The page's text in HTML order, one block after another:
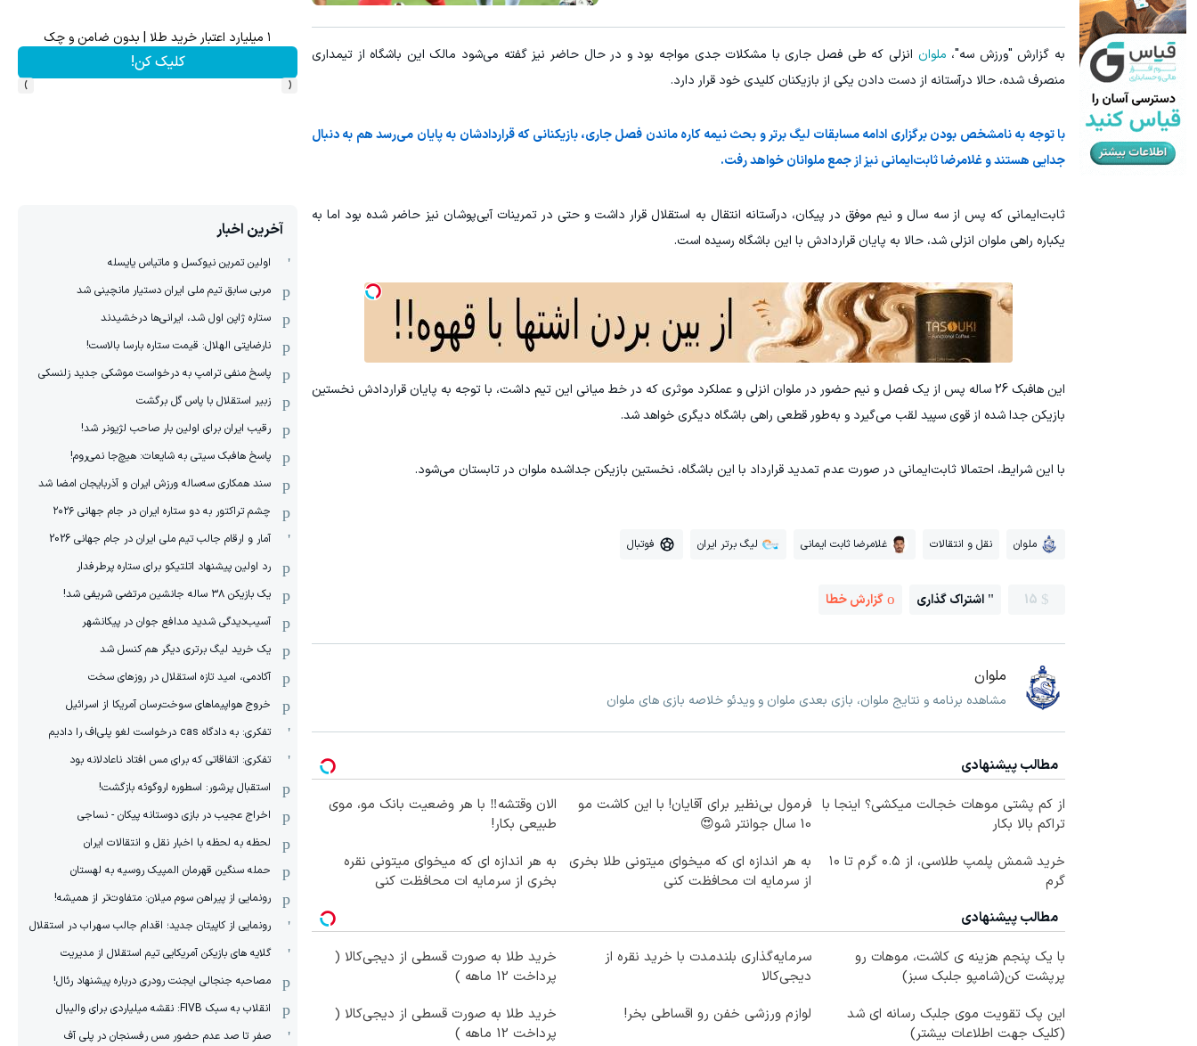
به گزارش "ورزش سه"، ملوان انزلی که طی فصل جاری با مشکلات جدی مواجه بود و در حال حاضر نیز گفته می‌شود مالک این باشگاه از تیمداری
منصرف شده، حالا درآستانه از دست دادن یکی از بازیکنان کلیدی خود قرار دارد.
با توجه به نامشخص بودن برگزاری ادامه مسابقات لیگ برتر و بحث نیمه کاره ماندن فصل جاری، بازیکنانی که قراردادشان به پایان می‌رسد هم به دنبال
جدایی هستند و غلامرضا ثابت‌ایمانی نیز از جمع ملوانان خواهد رفت.
ثابت‌ایمانی که پس از سه سال و نیم موفق در پیکان، درآستانه انتقال به استقلال قرار داشت و حتی در تمرینات آبی‌پوشان نیز حاضر شده بود اما به
یکباره راهی ملوان انزلی شد، حالا به پایان قراردادش با این باشگاه رسیده است.
این هافبک 26 ساله پس از یک فصل و نیم حضور در ملوان انزلی و عملکرد موثری که در خط میانی این تیم داشت، با توجه به پایان قراردادش نخستین
بازیکن جدا شده از قوی سپید لقب می‌گیرد و به‌طور قطعی راهی باشگاه دیگری خواهد شد.
با این شرایط، احتمالا ثابت‌ایمانی در صورت عدم تمدید قرارداد با این باشگاه، نخستین بازیکن جداشده ملوان در تابستان می‌شود.
ملوان نقل و انتقالات غلامرضا ثابت ایمانی لیگ برتر ایران فوتبال
15 اشتراک گذاری گزارش خطا
ملوان
مشاهده برنامه و نتایج ملوان، بازی بعدی ملوان و ویدئو خلاصه بازی های ملوان
مطالب پیشنهادی
از کم پشتی موهات خجالت میکشی؟ اینجا با
تراکم بالا بکار
فرمول بی‌نظیر برای آقایان! با این کاشت مو
10 سال جوانتر شو😍
الان وقتشه‼️ با هر وضعیت بانک مو، موی
طبیعی بکار!
خرید شمش پلمپ طلاسی، از ۰.۵ گرم تا ۱۰
گرم
به هر اندازه ای که میخوای میتونی طلا بخری
از سرمایه ات محافظت کنی
به هر اندازه ای که میخوای میتونی نقره
بخری از سرمایه ات محافظت کنی
مطالب پیشنهادی
با یک پنجم هزینه ی کاشت، موهات رو
پرپشت کن(شامپو جلبک سبز)
سرمایه‌گذاری بلندمدت با خرید نقره از
دیجی‌کالا
خرید طلا به صورت قسطی از دیجی‌کالا (
پرداخت 12 ماهه )
این پک تقویت موی جلبک رسانه ای شد
(کلیک جهت اطلاعات بیشتر)
لوازم ورزشی خفن رو اقساطی بخر!
خرید طلا به صورت قسطی از دیجی‌کالا (
پرداخت 12 ماهه )
درآمد ماهی 800 میلیونی رویا نیست! امتحانش مجانیه😉
کلیک کن! خرید محصول خرید محصول
۱ میلیارد اعتبار خرید طلا | بدون ضامن و چک
کلیک کن!
‹
›
آخرین اخبار
اولین تمرین نیوکسل و ماتیاس یایسله
مربی سابق تیم ملی ایران دستیار مانچینی شد
ستاره ژاپن اول شد، ایرانی‌ها درخشیدند
نارضایتی الهلال: قیمت ستاره بارسا بالاست!
پاسخ منفی ترامپ به درخواست موشکی جدید زلنسکی
زبیر استقلال با پاس گل برگشت
رقیب ایران برای اولین بار صاحب لژیونر شد!
پاسخ هافبک سیتی به شایعات: هیچ‌جا نمی‌روم!
سند همکاری سه‌ساله‌ ‌ورزش ایران و آذربایجان امضا شد
چشم تراکتور به دو ستاره ایران در جام جهانی ۲۰۲۶
آمار و ارقام جالب تیم ملی ایران در جام جهانی 2026
رد اولین پیشنهاد اتلتیکو برای ستاره پرطرفدار
یک بازیکن ۳۸ ساله جانشین مرتضی شریفی شد!
آسیب‌دیدگی شدید مدافع جوان در پیکانشهر
یک خرید لیگ برتری دیگر هم کنسل شد
آکادمی، امید تازه استقلال در روزهای سخت
خروج هواپیماهای سوخت‌رسان آمریکا از اسرائیل
تفکری: به دادگاه cas درخواست لغو پلی‌اف را دادیم
تفکری: اتفاقاتی که برای مس افتاد ناعادلانه بود
استقبال پرشور: اسطوره اروگوئه بازگشت!
اخراج عجیب در بازی دوستانه پیکان - نساجی
لحظه به لحظه با اخبار نقل و انتقالات ایران
حمله سنگین قهرمان المپیک روسیه به لهستان
رونمایی از پیراهن سوم میلان: متفاوت‌تر از همیشه!
رونمایی از کاپیتان جدید؛ اقدام جالب سهراب در استقلال
گلایه های بازیکن آمریکایی تیم استقلال از مدیریت
مصاحبه جنجالی ایجنت رودری درباره پیشنهاد رئال!
انقلاب به سبک FIVB: نقشه میلیاردی برای والیبال
صفر تا صد عدم حضور مس رفسنجان در پلی آف